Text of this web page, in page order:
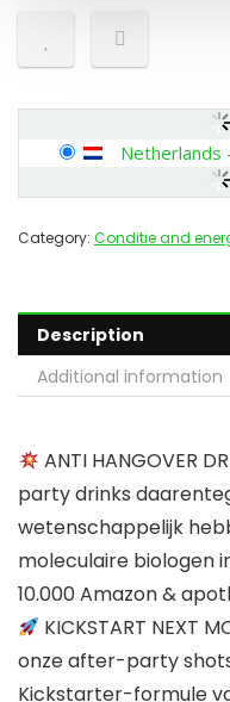
Netherlands
Category: Conditie and
Description
Additional information
ANTI HANGOVER
party drinks
wetenschappelijk
moleculaire biologen
10.000 Amazon &
KICKSTART NEXT
onze after-party
Kickstarter-formule